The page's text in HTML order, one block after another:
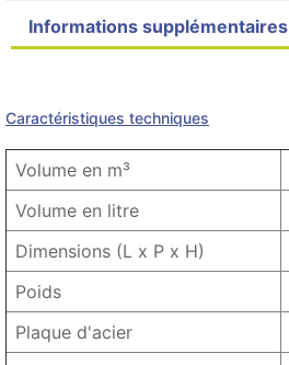
Informations supplémentaires
Caractéristiques techniques
Volume en m³
Volume en litre
Dimensions (L x P x H)
Poids
Plaque d'acier